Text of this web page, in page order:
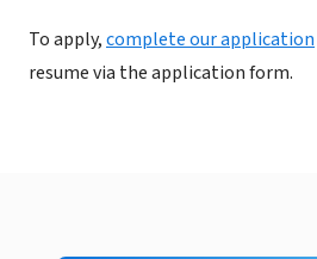
To apply,complete our application
resume via the application form.